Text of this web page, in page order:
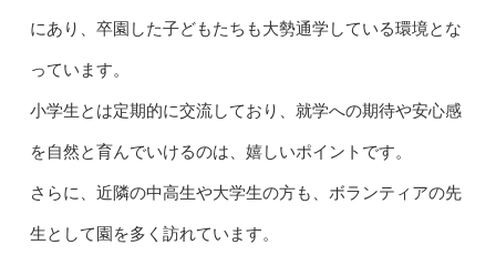
にあり、卒園した子どもたちも大勢通学している環境とな
っています。
小学生とは定期的に交流しており、就学への期待や安心感
を自然と育んでいけるのは、嬉しいポイントです。
さらに、近隣の中高生や大学生の方も、ボランティアの先
生として園を多く訪れています。